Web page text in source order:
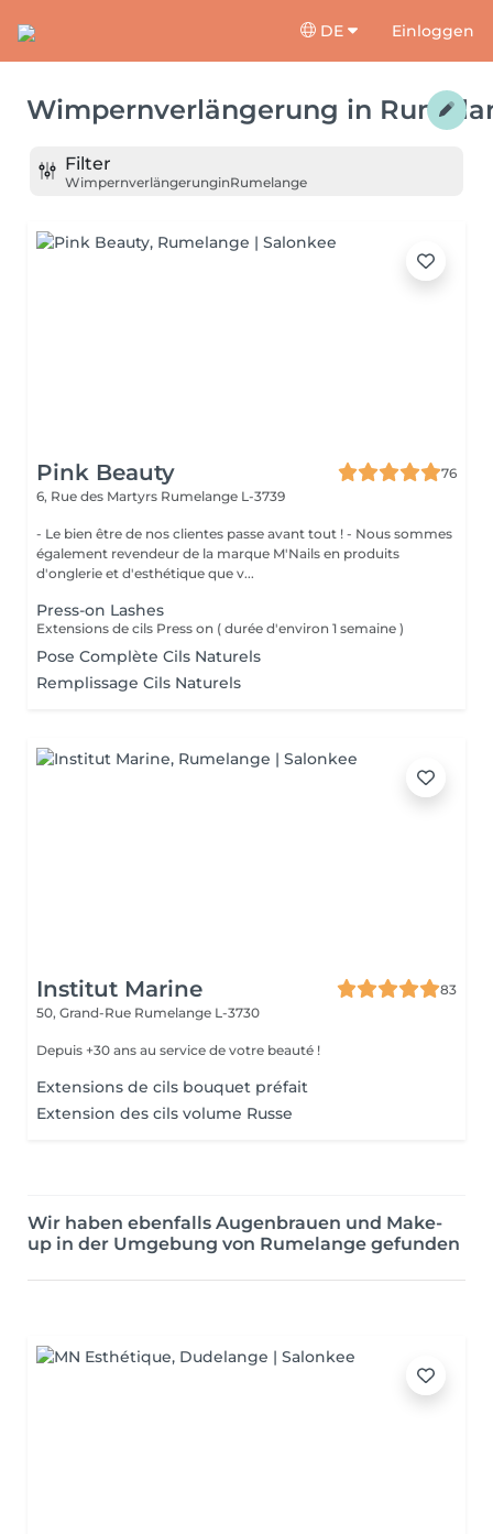
DE Einloggen
Wimpernverlängerung in
Filter
WimpernverlängerunginRumelange
Pink Beauty
76
6, Rue des Martyrs Rumelange L-3739
- Le bien être de nos clientes passe avant tout ! - Nous sommes
également revendeur de la marque M'Nails en produits
d'onglerie et d'esthétique que v...
Press-on Lashes
Extensions de cils Press on ( durée d'environ 1 semaine )
Pose Complète Cils Naturels
Remplissage Cils Naturels
Institut Marine
83
50, Grand-Rue Rumelange L-3730
Depuis +30 ans au service de votre beauté !
Extensions de cils bouquet préfait
Extension des cils volume Russe
Wir haben ebenfalls Augenbrauen und Make-
up in der Umgebung von Rumelange gefunden